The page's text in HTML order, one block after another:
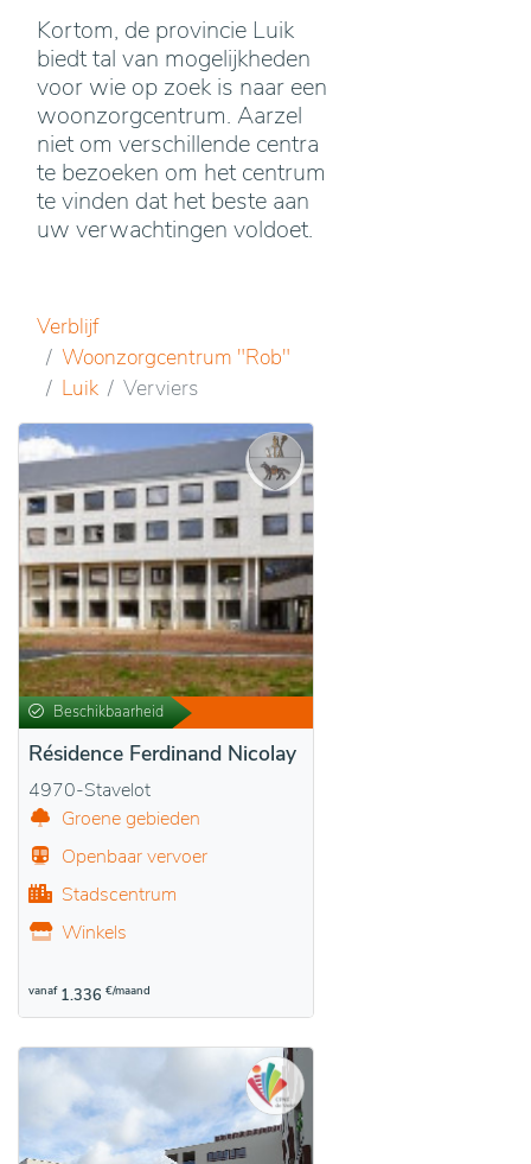
Kortom, de provincie Luik
biedt tal van mogelijkheden
voor wie op zoek is naar een
woonzorgcentrum. Aarzel
niet om verschillende centra
te bezoeken om het centrum
te vinden dat het beste aan
uw verwachtingen voldoet.
Verblijf
Woonzorgcentrum "Rob"
Luik
Verviers
Beschikbaarheid
Résidence Ferdinand Nicolay
4970-Stavelot
Groene gebieden
Openbaar vervoer
Stadscentrum
Winkels
vanaf 1.336 €/maand